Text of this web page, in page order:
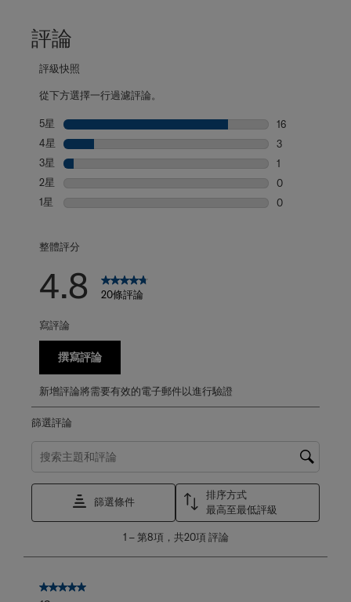
評論
16 個評論帶有 5
4星 星級
3
3 個評論帶有 4
3星星級
1
1 個評論帶有 3
2星 星級
0
0 個評論帶有 2
1星星級
0
0 個評論帶有 1
4.8 20條評論
撰寫評論
新增評論將需要有效的電子郵件以進行驗證
篩選評論
搜尋主題和評論搜尋區域
篩選條件
最高至最低評級
8
1–第8項，共20項評論
12